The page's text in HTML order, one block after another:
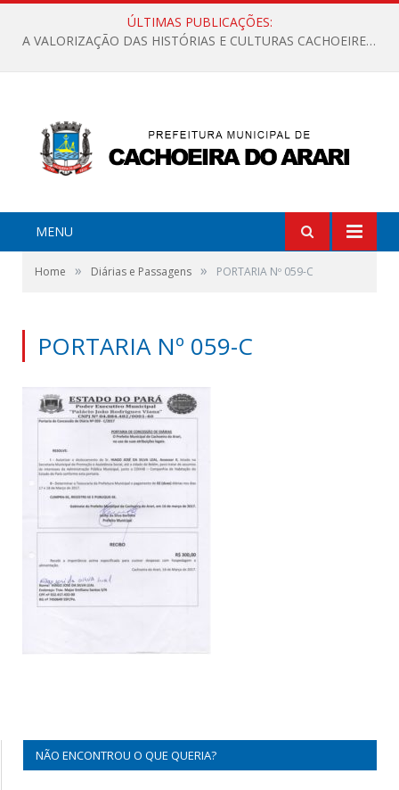
ÚLTIMAS PUBLICAÇÕES:
A VALORIZAÇÃO DAS HISTÓRIAS E CULTURAS CACHOEIRENSES
MENU
Home » Diárias e Passagens » PORTARIA Nº 059-C
PORTARIA Nº 059-C
NÃO ENCONTROU O QUE QUERIA?